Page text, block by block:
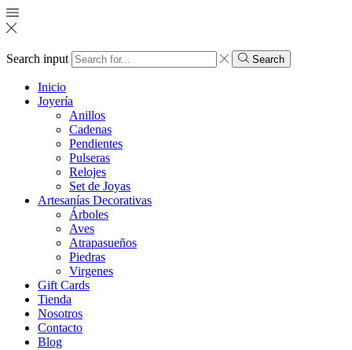
Search input Search
Inicio
Joyería
Anillos
Cadenas
Pendientes
Pulseras
Relojes
Set de Joyas
Artesanías Decorativas
Árboles
Aves
Atrapasueños
Piedras
Virgenes
Gift Cards
Tienda
Nosotros
Contacto
Blog